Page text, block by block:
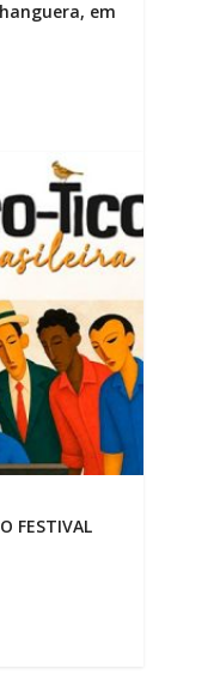
em
FESTIVAL